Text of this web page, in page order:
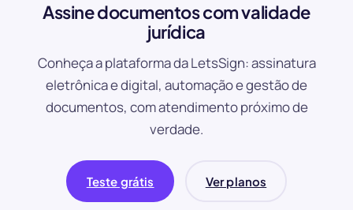
Assine documentos com validade
jurídica
Conheça a plataforma da LetsSign: assinatura
eletrônica e digital, automação e gestão de
documentos, com atendimento próximo de
verdade.
Teste grátis Ver planos